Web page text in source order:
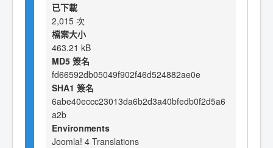
已下載
2,015 次
檔案大小
463.21 kB
MD5 簽名
fd66592db05049f902f46d524882ae0e
SHA1 簽名
6abe40eccc23013da6b2d3a40bfedb0f2d5a6
a2b
Environments
Joomla! 4 Translations